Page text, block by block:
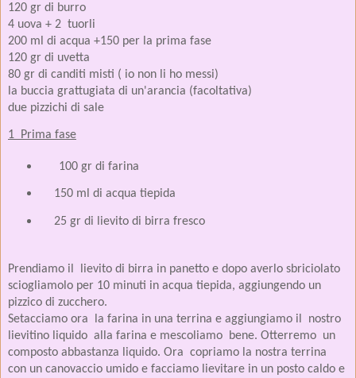
120 gr di burro
4 uova + 2 tuorli
200 ml di acqua +150 per la prima fase
120 gr di uvetta
80 gr di canditi misti ( io non li ho messi)
la buccia grattugiata di un'arancia (facoltativa)
due pizzichi di sale
1 Prima fase
100 gr di farina
150 ml di acqua tiepida
25 gr di lievito di birra fresco
Prendiamo il
lievito di birra in panetto e dopo averlo sbriciolato
sciogliamolo per 10 minuti in acqua tiepida, aggiungendo un
pizzico di zucchero.
Setacciamo ora
la farina in una terrina e aggiungiamo il
nostro
lievitino liquido alla farina e mescoliamo bene. Otterremo un
composto abbastanza liquido. Ora copriamo la nostra terrina
con un canovaccio umido e facciamo lievitare in un posto caldo e